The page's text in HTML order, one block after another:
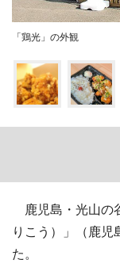
「鶏光」の外観
鹿児島・光山の
りこう）」（鹿児
た。